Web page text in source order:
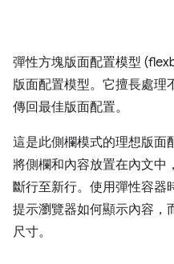
彈性方塊版面配置模型
版面配置模型。它擅長處理
傳回最佳版面配置。
這是此側欄模式的理想版面
將側欄和內容放置在內文中
斷行至新行。使用彈性容器
提示瀏覽器如何顯示內容，
尺寸。